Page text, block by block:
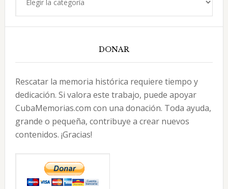
DONAR
Rescatar la memoria histórica requiere tiempo y
dedicación. Si valora este trabajo, puede apoyar
CubaMemorias.com con una donación. Toda ayuda,
grande o pequeña, contribuye a crear nuevos
contenidos. ¡Gracias!